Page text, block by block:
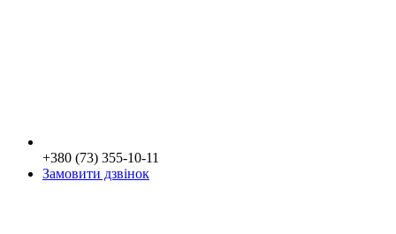
+380 (73) 355-10-11
Замовити дзвінок